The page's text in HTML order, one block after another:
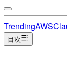
TrendingAWS
目次